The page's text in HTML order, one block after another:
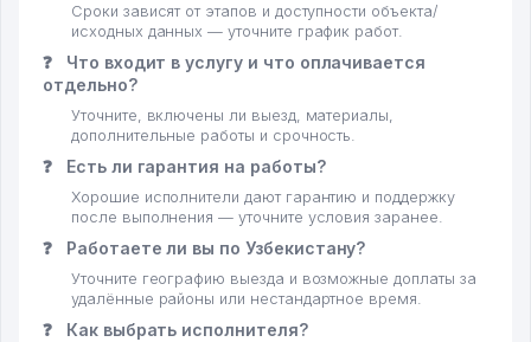
Сроки зависят от этапов и доступности объекта/
исходных данных — уточните график работ.
❓
Что входит в услугу и что оплачивается
отдельно?
Уточните, включены ли выезд, материалы,
дополнительные работы и срочность.
❓ Есть ли гарантия на работы?
Хорошие исполнители дают гарантию и поддержку
после выполнения — уточните условия заранее.
❓ Работаете ли вы по Узбекистану?
Уточните географию выезда и возможные доплаты за
удалённые районы или нестандартное время.
❓ Как выбрать исполнителя?